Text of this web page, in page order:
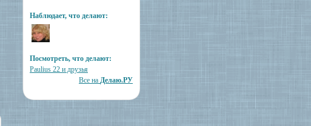
Наблюдает, что делают:
Посмотреть, что делают:
Paulius 22 и друзья
Все на Делаю.РУ